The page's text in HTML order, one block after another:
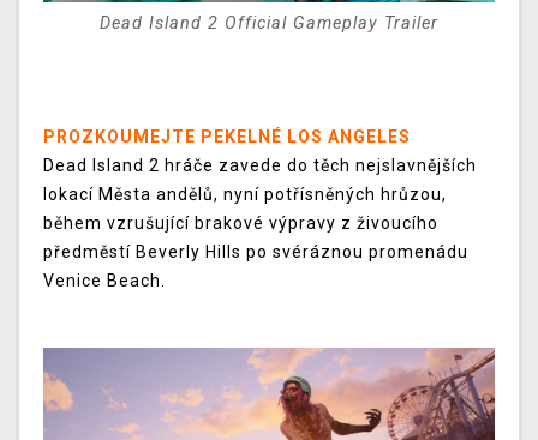
Dead Island 2 Official Gameplay Trailer
PROZKOUMEJTE PEKELNÉ LOS ANGELES
Dead Island 2 hráče zavede do těch nejslavnějších
lokací Města andělů, nyní potřísněných hrůzou,
během vzrušující brakové výpravy z živoucího
předměstí Beverly Hills po svéráznou promenádu
Venice Beach.